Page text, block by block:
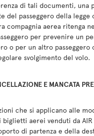
di tali documenti, una
del passeggero della legge
compagnia aerea ritenga
per prevenire un
o per un altro
svolgimento del volo.
E MANCATA
che si applicano alle
aerei venduti da AIR
di partenza e della